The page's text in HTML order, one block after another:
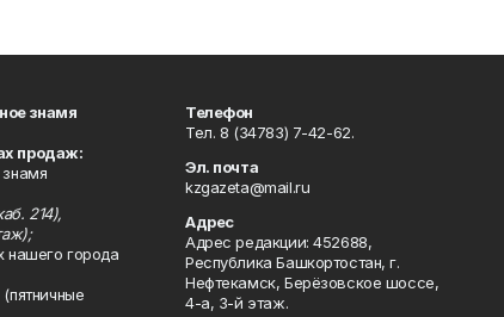
знамя
продаж:
214),
нашего города
Телефон
Тел. 8 (34783) 7-42-62.
Эл. почта
kzgazeta@mail.ru
Адрес
Адрес редакции: 452688,
Республика Башкортостан, г.
Нефтекамск, Берёзовское шоссе,
4-а, 3-й этаж.